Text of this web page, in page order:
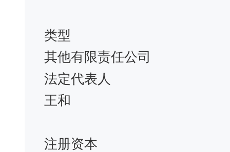
类型
其他有限责任公司
法定代表人
王和
注册资本